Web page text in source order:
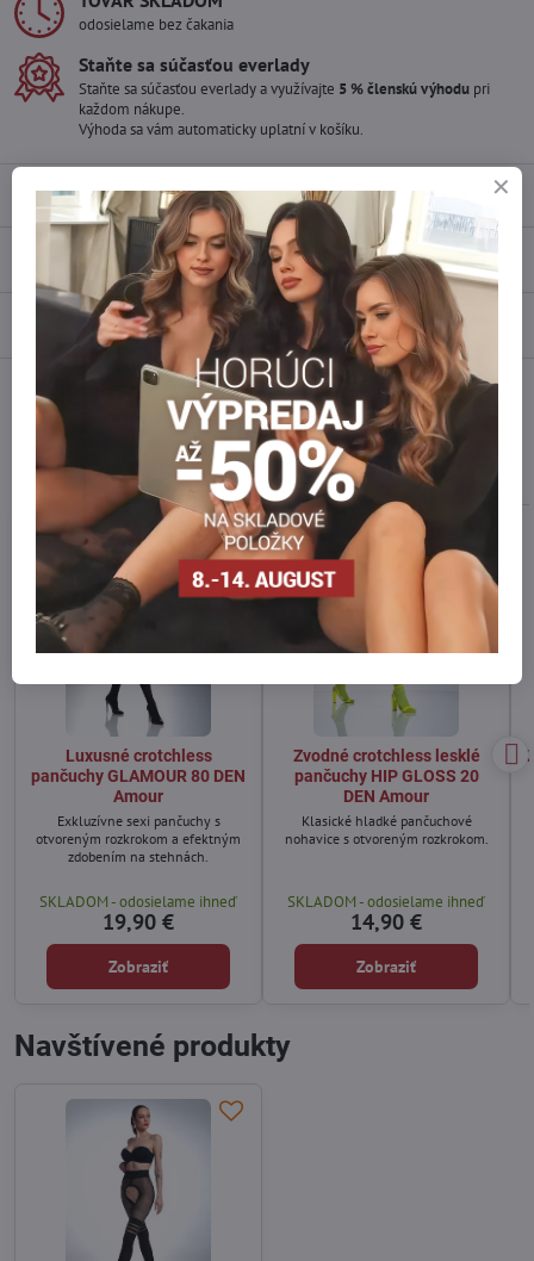
odosielame bez čakania
Staňte sa súčasťou everlady
Staňte sa súčasťou everlady a využívajte 5 % členskú výhodu pri
každom nákupe.
Výhoda sa vám automaticky uplatní v košíku.
Popis
0
TwitterBlueskyPinterestReddit LinkedInWhatsApp
E-
Podobné produkty
Luxusné crotchless
pančuchy GLAMOUR 80 DEN
Amour
Exkluzívne sexi pančuchy s
otvoreným rozkrokom a efektným
zdobením na stehnách.
SKLADOM - odosielame ihneď
19,90 €
Zobraziť
Zvodné crotchless lesklé
pančuchy HIP GLOSS 20
DEN Amour
Klasické hladké pančuchové
nohavice s otvoreným rozkrokom.
SKLADOM - odosielame ihneď
14,90 €
Zobraziť
Navštívené produkty